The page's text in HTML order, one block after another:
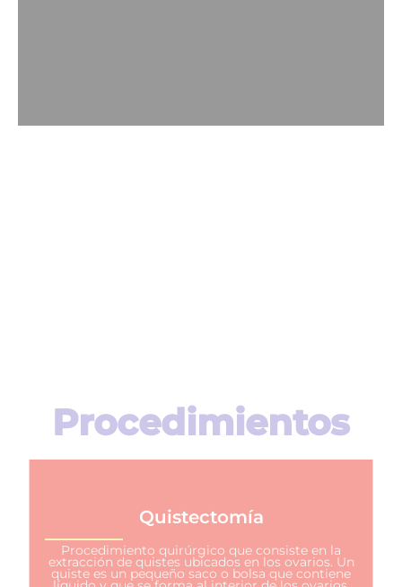
Procedimientos
Quistectomía
Procedimiento quirúrgico que consiste en la
extracción de quistes ubicados en los ovarios. Un
quiste es un pequeño saco o bolsa que contiene